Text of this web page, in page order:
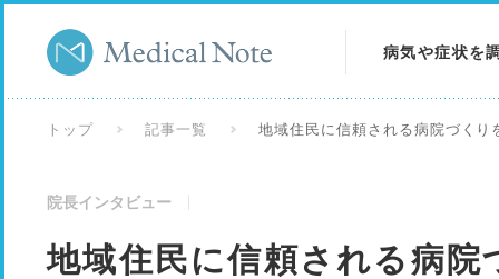
病気や症状を
トップ 記事一覧 地域住民に信頼される病院づくり
院長インタビュー
地域住民に信頼される病院